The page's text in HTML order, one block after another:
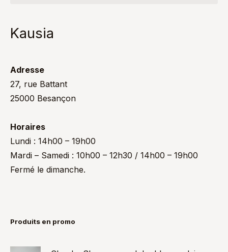
Kausia
Adresse
27, rue Battant
25000 Besançon
Horaires
Lundi : 14h00 – 19h00
Mardi – Samedi : 10h00 – 12h30 / 14h00 – 19h00
Fermé le dimanche.
Produits en promo